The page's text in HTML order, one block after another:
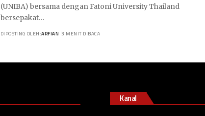
(UNIBA) bersama dengan Fatoni University Thailand
bersepakat…
DIPOSTING OLEH:ARFIAN 3 MENIT DIBACA
Kanal